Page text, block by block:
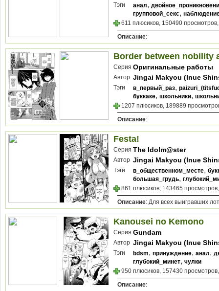
Тэги анал,
групповой_секс,
611 плюсиков, 150490
Описание:
Border between nobility
Серия Оригинальные работы
Автор Jingai Makyou (Inue
Тэги в_первый_раз,
буккаке, школьники,
1207 плюсиков, 189889
Описание:
Festa!
Серия The Idolm@ster
Автор Jingai Makyou (Inue
Тэги в_общественном_месте,
большая_грудь,
861 плюсиков, 143465
Описание: Для всех выигравших
Kanousei no Kemono
Серия Gundam
Автор Jingai Makyou (Inue
Тэги bdsm, принуждение, анал,
глубокий_минет, чулки
950 плюсиков, 157430
Описание: